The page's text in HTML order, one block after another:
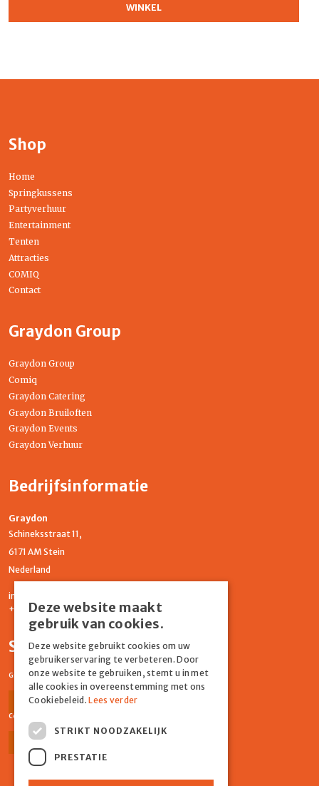
WINKEL
Shop
Home
Springkussens
Partyverhuur
Entertainment
Tenten
Attracties
COMIQ
Contact
Graydon Group
Graydon Group
Comiq
Graydon Catering
Graydon Bruiloften
Graydon Events
Graydon Verhuur
Bedrijfsinformatie
Graydon
Schineksstraat 11,
6171 AM Stein
Nederland
info@graydonevents.nl
+316 11435859
Social media
Graydon Events
Facebook Instagram
Comiq
Facebook
Deze website maakt
gebruik van cookies.
Deze website gebruikt cookies om uw
gebruikerservaring te verbeteren. Door
onze website te gebruiken, stemt u in met
alle cookies in overeenstemming met ons
Cookiebeleid.Lees verder
STRIKT NOODZAKELIJK
PRESTATIE